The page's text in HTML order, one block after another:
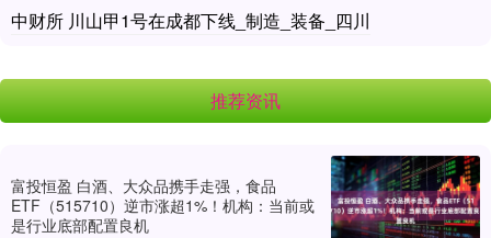
中财所 川山甲1号在成都下线_制造_装备_四川
推荐资讯
富投恒盈 白酒、大众品携手走强，食品
ETF（515710）逆市涨超1%！机构：当前或
是行业底部配置良机